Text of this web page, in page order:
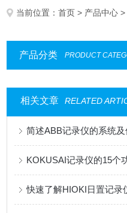
当前位置：首页 > 产品中心
产品分类 PRODUCT
相关文章 RELATED
简述ABB记录仪的系统
KOKUSAI记录仪的15个
快速了解HIOKI日置记录